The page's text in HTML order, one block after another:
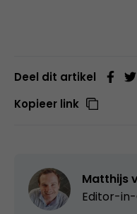
Deel dit artikel
Kopieer link
Matthijs
Editor-